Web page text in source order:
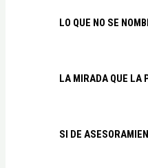
LO QUE NO SE
LA MIRADA QUE LA
SI DE